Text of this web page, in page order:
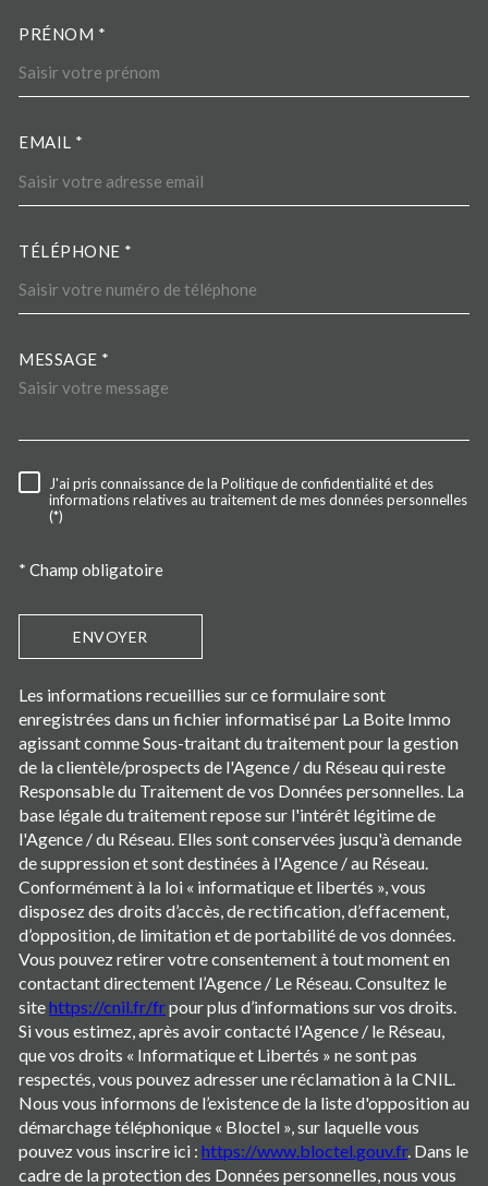
PRÉNOM *
EMAIL *
TÉLÉPHONE *
MESSAGE *
RÈGLEMENTATION
J'ai pris connaissance de la Politique de confidentialité et des
informations relatives au traitement de mes données personnelles
(*)
* Champ obligatoire
ENVOYER
Les informations recueillies sur ce formulaire sont
enregistrées dans un fichier informatisé par La Boite Immo
agissant comme Sous-traitant du traitement pour la gestion
de la clientèle/prospects de l'Agence / du Réseau qui reste
Responsable du Traitement de vos Données personnelles. La
base légale du traitement repose sur l'intérêt légitime de
l'Agence / du Réseau. Elles sont conservées jusqu'à demande
de suppression et sont destinées à l'Agence / au Réseau.
Conformément à la loi « informatique et libertés », vous
disposez des droits d’accès, de rectification, d’effacement,
d’opposition, de limitation et de portabilité de vos données.
Vous pouvez retirer votre consentement à tout moment en
contactant directement l’Agence / Le Réseau. Consultez le
sitehttps://cnil.fr/frpour plus d’informations sur vos droits.
Si vous estimez, après avoir contacté l'Agence / le Réseau,
que vos droits « Informatique et Libertés » ne sont pas
respectés, vous pouvez adresser une réclamation à la CNIL.
Nous vous informons de l’existence de la liste d'opposition au
démarchage téléphonique « Bloctel », sur laquelle vous
pouvez vous inscrire ici : https://www.bloctel.gouv.fr. Dans le
cadre de la protection des Données personnelles, nous vous